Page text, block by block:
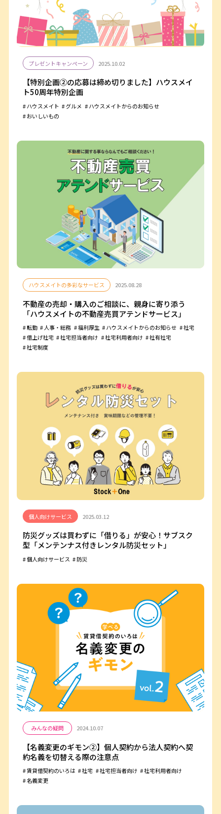
プレゼントキャンペーン 2025.10.02
【特別企画②の応募は締め切りました】ハウスメイ
ト50周年特別企画
ハウスメイト グルメ
ハウスメイトからのお知らせ
おいしいもの
ハウスメイトの多彩なサービス 2025.08.28
不動産の売却・購入のご相談に、親身に寄り添う
「ハウスメイトの不動産売買アテンドサービス」
転勤 人事・総務 福利厚生 ハウスメイトからのお知らせ
社宅
借上げ社宅
社宅担当者向け 社宅利用者向け
社有社宅
社宅制度
個人向けサービス 2025.03.12
防災グッズは買わずに「借りる」が安心！サブスク
型「メンテンナス付きレンタル防災セット」
個人向けサービス 防災
みんなの疑問 2024.10.07
【名義変更のギモン②】個人契約から法人契約へ契
約名義を切替える際の注意点
賃貸借契約のいろは 社宅 社宅担当者向け
社宅利用者向け
名義変更